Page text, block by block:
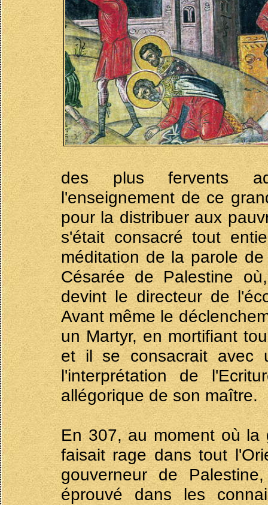
des plus fervents
l'enseignement de ce
pour la distribuer aux
s'était consacré tout
méditation de la parole
Césarée de Palestine
devint le directeur de
Avant même le
un Martyr, en mortifiant
et il se consacrait avec
l'interprétation de
allégorique de son maître.
En 307, au moment où la
faisait rage dans tout
gouverneur de
éprouvé dans les